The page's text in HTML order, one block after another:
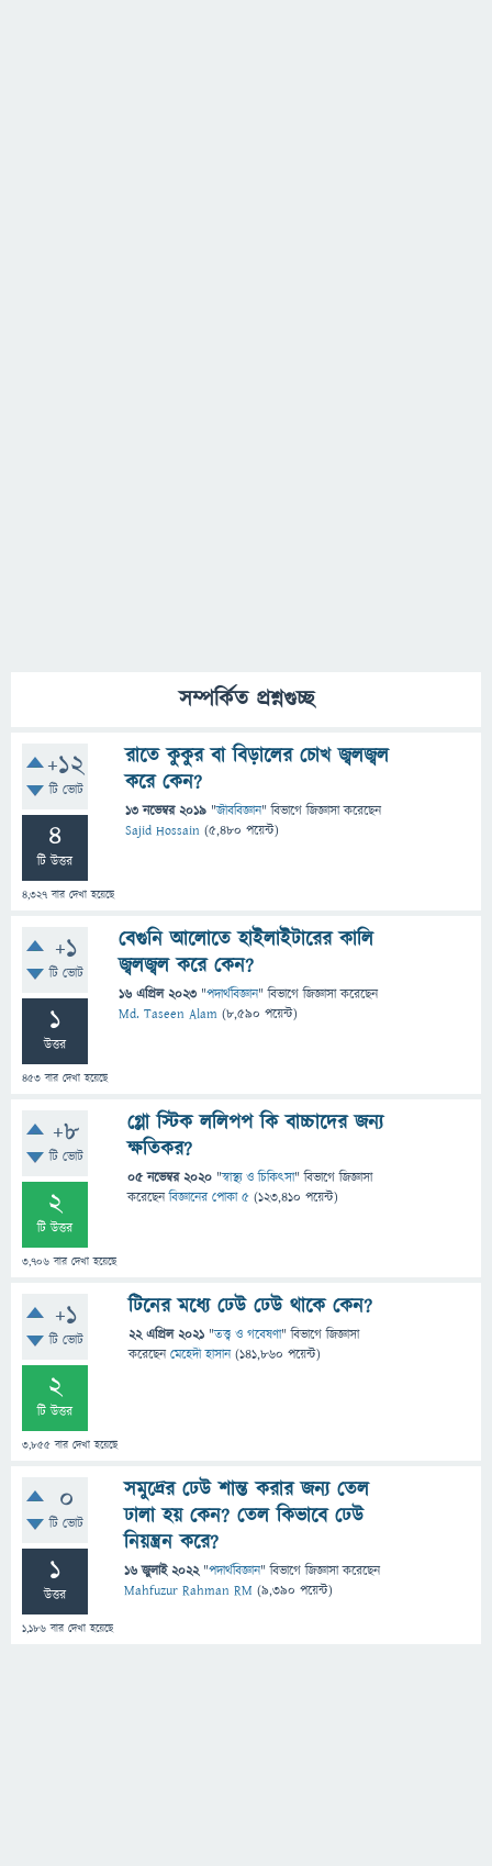
সম্পর্কিত প্রশ্নগুচ্ছ
+12
টি ভোট
4
টি উত্তর
4,327 বার দেখা হয়েছে
রাতে কুকুর বা বিড়ালের চোখ জ্বলজ্বল
করে কেন?
13 নভেম্বর 2019 "জীববিজ্ঞান" বিভাগে জিজ্ঞাসাকরেছেন
Sajid Hossain (5,480 পয়েন্ট)
+1
টি ভোট
1
উত্তর
453 বার দেখা হয়েছে
বেগুনি আলোতে হাইলাইটারের কালি
জ্বলজ্বল করে কেন?
16 এপ্রিল 2023 "পদার্থবিজ্ঞান" বিভাগে জিজ্ঞাসাকরেছেন
Md. Taseen Alam (8,590 পয়েন্ট)
+8
টি ভোট
2
টি উত্তর
3,706 বার দেখা হয়েছে
গ্লো স্টিক ললিপপ কি বাচ্চাদের জন্য
ক্ষতিকর?
05 নভেম্বর 2020 "স্বাস্থ্য ও চিকিৎসা" বিভাগে জিজ্ঞাসা
করেছেনবিজ্ঞানের পোকা ৫ (123,410 পয়েন্ট)
+1
টি ভোট
2
টি উত্তর
3,855 বার দেখা হয়েছে
টিনের মধ্যে ঢেউ ঢেউ থাকে কেন?
22 এপ্রিল 2021 "তত্ত্ব ও গবেষণা" বিভাগে জিজ্ঞাসা
করেছেনমেহেদী হাসান (141,860 পয়েন্ট)
0
টি ভোট
1
উত্তর
1,186 বার দেখা হয়েছে
সমুদ্রের ঢেউ শান্ত করার জন্য তেল
ঢালা হয় কেন? তেল কিভাবে ঢেউ
নিয়ন্ত্রন করে?
16 জুলাই 2022 "পদার্থবিজ্ঞান" বিভাগে জিজ্ঞাসাকরেছেন
Mahfuzur Rahman RM (9,390 পয়েন্ট)